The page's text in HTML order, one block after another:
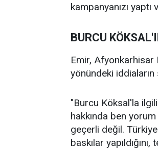
kampanyanızı
BURCU
Emir, Afyonkarhisar
yönündeki
"Burcu Köksal'la
hakkında ben
geçerli değil.
baskılar